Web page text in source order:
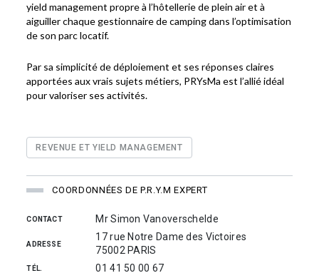
yield management propre à l’hôtellerie de plein air et à
aiguiller chaque gestionnaire de camping dans l’optimisation
de son parc locatif.
Par sa simplicité de déploiement et ses réponses claires
apportées aux vrais sujets métiers, PRYsMa est l’allié idéal
pour valoriser ses activités.
REVENUE ET YIELD MANAGEMENT
COORDONNÉES DE P.R.Y.M EXPERT
CONTACT Mr Simon Vanoverschelde
ADRESSE
17 rue Notre Dame des Victoires
75002 PARIS
TÉL. 01 41 50 00 67